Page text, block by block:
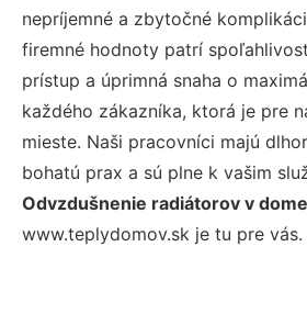
nepríjemné a zbytočné
firemné hodnoty patrí
prístup a úprimná snaha o
každého zákazníka, ktorá je pre
mieste. Naši pracovníci majú
bohatú prax a sú plne k vašim
Odvzdušnenie radiátorov v
www.teplydomov.sk je tu pre vás.